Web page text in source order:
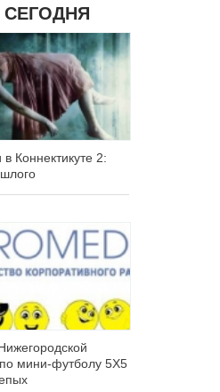
СЕГОДНЯ
в Коннектикуте 2:
мини-футболу 5Х5